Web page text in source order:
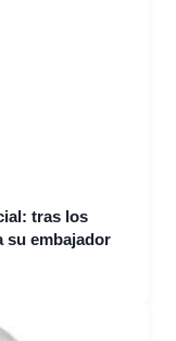
tras los
su embajador